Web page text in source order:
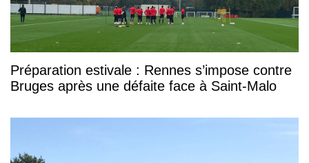
Préparation estivale : Rennes s’impose contre
Bruges après une défaite face à Saint-Malo